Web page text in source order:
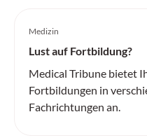
Medizin
Lust auf Fortbildung?
Medical Tribune bietet
Fortbildungen in
Fachrichtungen an.